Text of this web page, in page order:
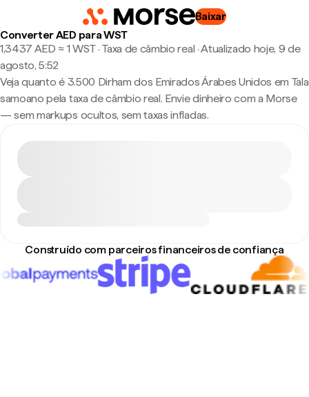
Baixar
Converter AED para WST
1,3437 AED ≈ 1 WST · Taxa de câmbio real ·Atualizado hoje, 9 de
agosto, 5:52
Veja quanto é 3.500 Dirham dos Emirados Árabes Unidos em Tala
samoano pela taxa de câmbio real. Envie dinheiro com a Morse
— sem markups ocultos, sem taxas infladas.
Construído com parceiros financeiros de confiança